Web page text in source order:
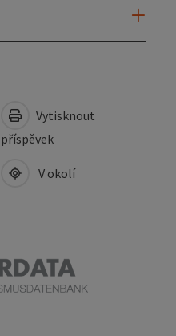
Vytisknout
příspěvek
V okolí